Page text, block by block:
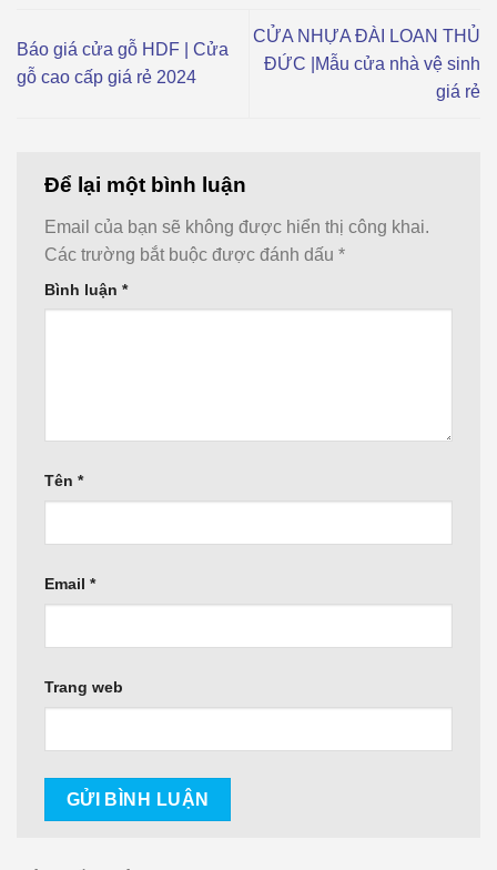
Báo giá cửa gỗ HDF | Cửa
gỗ cao cấp giá rẻ 2024
CỬA NHỰA ĐÀI LOAN THỦ
ĐỨC |Mẫu cửa nhà vệ sinh
giá rẻ
Để lại một bình luận
Email của bạn sẽ không được hiển thị công khai.
Các trường bắt buộc được đánh dấu *
Bình luận *
Tên *
Email *
Trang web